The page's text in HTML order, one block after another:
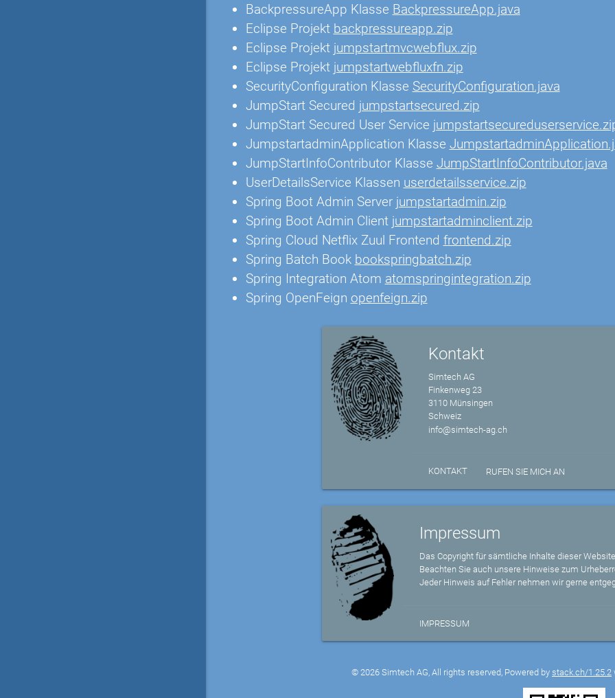
BackpressureApp Klasse BackpressureApp.java
Eclipse Projekt backpressureapp.zip
Eclipse Projekt jumpstartmvcwebflux.zip
Eclipse Projekt jumpstartwebfluxfn.zip
SecurityConfiguration Klasse SecurityConfiguration.java
JumpStart Secured jumpstartsecured.zip
JumpStart Secured User Service
JumpstartadminApplication Klasse
JumpStartInfoContributor Klasse JumpStartInfoContributor.java
UserDetailsService Klassen userdetailsservice.zip
Spring Boot Admin Server jumpstartadmin.zip
Spring Boot Admin Client jumpstartadminclient.zip
Spring Cloud Netflix Zuul Frontend frontend.zip
Spring Batch Book bookspringbatch.zip
Spring Integration Atom atomspringintegration.zip
Spring OpenFeign openfeign.zip
Kontakt
Simtech AG
Finkenweg 23
3110 Münsingen
Schweiz
info@simtech-ag.ch
KONTAKT RUFEN SIE MICH AN
Impressum
Das Copyright für sämtliche Inhalte dieser
Beachten Sie auch unsere Hinweise zum
Jeder Hinweis auf Fehler nehmen wir gerne
IMPRESSUM
© 2026 Simtech AG, All rights reserved, Powered by stack.ch/1.25.2